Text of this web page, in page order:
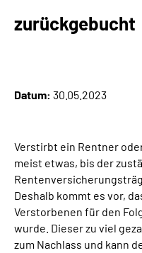
Suche
Inhalte in
Leichte Sprache
zurückgebucht
Datum: 30.05.2023
Verstirbt ein Rentner
meist etwas, bis der
Deshalb kommt es vor,
Verstorbenen für den
wurde. Dieser zu viel
zum Nachlass und kann